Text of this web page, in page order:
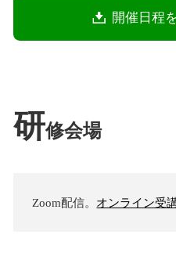
開催日程
研修会場
Zoom配信。 オンライン受